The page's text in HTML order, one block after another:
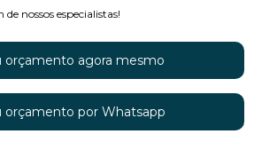
nossos especialistas!
orçamento agora mesmo
orçamento por Whatsapp